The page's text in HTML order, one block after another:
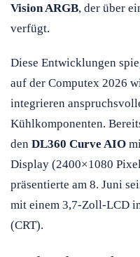
Vision ARGB, der über
verfügt.
Diese Entwicklungen
auf der Computex 2026
integrieren
Kühlkomponenten.
den DL360 Curve AIO
Display (2400×1080
präsentierte am 8. Juni
mit einem 3,7-Zoll-LCD
(CRT).